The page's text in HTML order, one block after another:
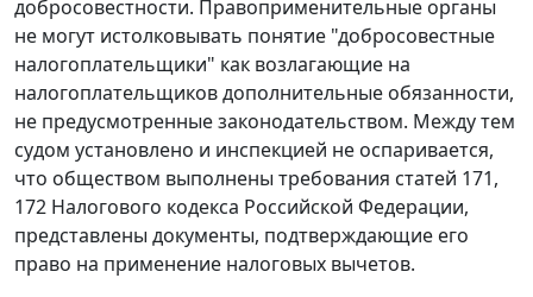
добросовестности. Правоприменительные органы
не могут истолковывать понятие "добросовестные
налогоплательщики" как возлагающие на
налогоплательщиков дополнительные обязанности,
не предусмотренные законодательством. Между тем
судом установлено и инспекцией не оспаривается,
что обществом выполнены требования статей 171,
172 Налогового кодекса Российской Федерации,
представлены документы, подтверждающие его
право на применение налоговых вычетов.